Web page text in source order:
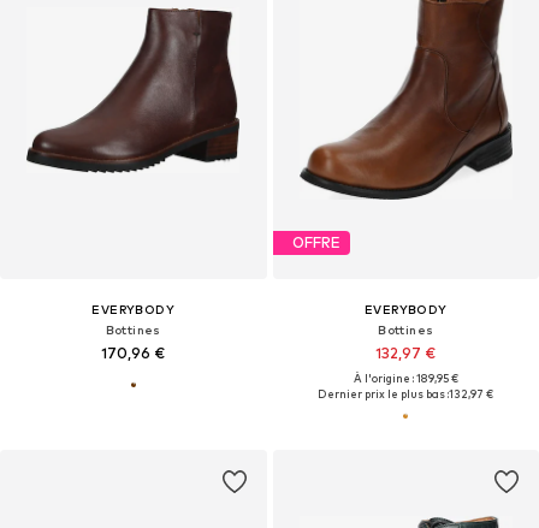
EVERYBODY
Bottines
170,96 €
OFFRE
EVERYBODY
Bottines
132,97 €
À l'origine : 189,95 €
Dernier prix le plus bas :132,97 €